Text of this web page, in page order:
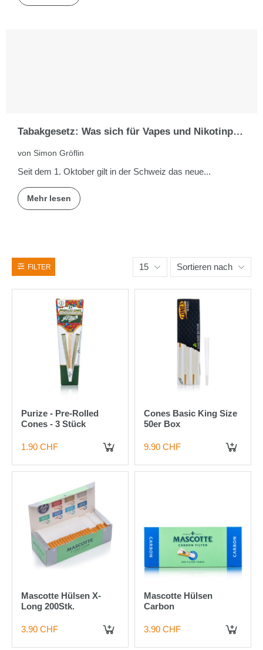
Tabakgesetz: Was sich für Vapes und Nikotinprodukte ändert
von Simon Gröflin
Seit dem 1. Oktober gilt in der Schweiz das neue...
Mehr lesen
FILTER 15 Sortieren nach
Purize - Pre-Rolled
Cones - 3 Stück
1.90 CHF
Cones Basic King Size
50er Box
9.90 CHF
Mascotte Hülsen X-
Long 200Stk.
3.90 CHF
Mascotte Hülsen
Carbon
3.90 CHF